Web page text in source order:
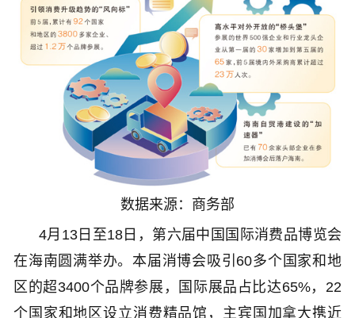
数据来源：商务部
4月13日至18日，第六届中国国际消费品博览会
在海南圆满举办。本届消博会吸引60多个国家和地
区的超3400个品牌参展，国际展品占比达65%，22
个国家和地区设立消费精品馆，主宾国加拿大携近